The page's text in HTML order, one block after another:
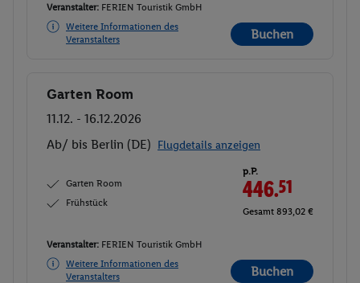
Veranstalter: FERIEN Touristik GmbH
Weitere Informationen des
Veranstalters
Buchen
Buchen
Garten Room
11.12. - 16.12.2026
Ab/ bis Berlin (DE) Flugdetails anzeigen
Garten Room
Frühstück
p.P.
446.51
Gesamt 893,02 €
Veranstalter: FERIEN Touristik GmbH
Weitere Informationen des
Veranstalters
Buchen